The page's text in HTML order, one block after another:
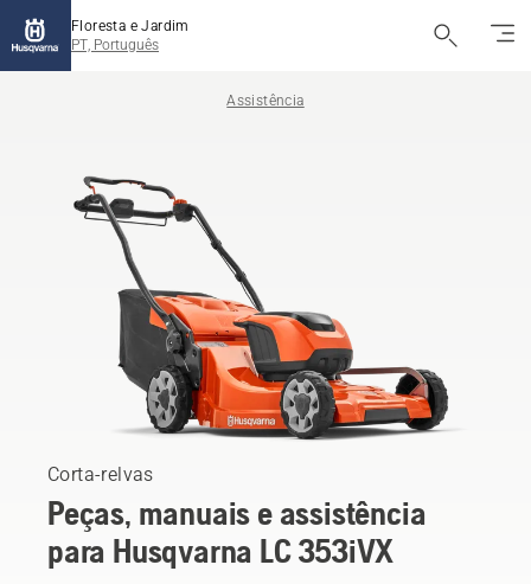
Floresta e Jardim
PT, Português
Assistência
Corta-relvas
Peças, manuais e assistência
para Husqvarna LC 353iVX